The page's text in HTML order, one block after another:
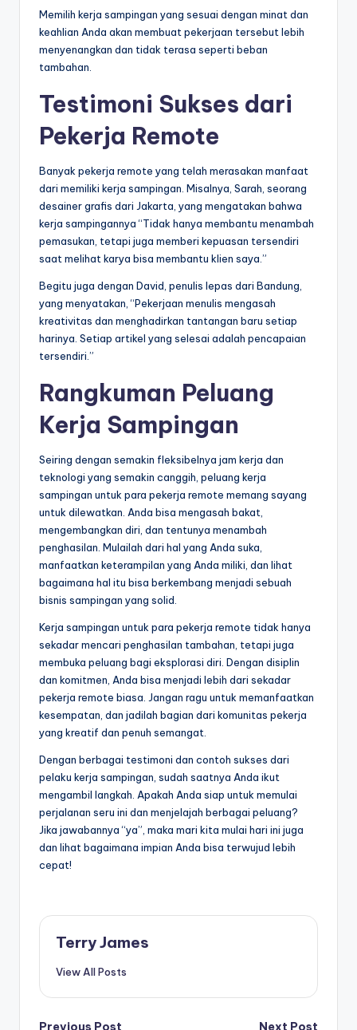
Memilih kerja sampingan yang sesuai dengan minat dan
keahlian Anda akan membuat pekerjaan tersebut lebih
menyenangkan dan tidak terasa seperti beban
tambahan.
Testimoni Sukses dari
Pekerja Remote
Banyak pekerja remote yang telah merasakan manfaat
dari memiliki kerja sampingan. Misalnya, Sarah, seorang
desainer grafis dari Jakarta, yang mengatakan bahwa
kerja sampingannya “Tidak hanya membantu menambah
pemasukan, tetapi juga memberi kepuasan tersendiri
saat melihat karya bisa membantu klien saya.”
Begitu juga dengan David, penulis lepas dari Bandung,
yang menyatakan, “Pekerjaan menulis mengasah
kreativitas dan menghadirkan tantangan baru setiap
harinya. Setiap artikel yang selesai adalah pencapaian
tersendiri.”
Rangkuman Peluang
Kerja Sampingan
Seiring dengan semakin fleksibelnya jam kerja dan
teknologi yang semakin canggih, peluang kerja
sampingan untuk para pekerja remote memang sayang
untuk dilewatkan. Anda bisa mengasah bakat,
mengembangkan diri, dan tentunya menambah
penghasilan. Mulailah dari hal yang Anda suka,
manfaatkan keterampilan yang Anda miliki, dan lihat
bagaimana hal itu bisa berkembang menjadi sebuah
bisnis sampingan yang solid.
Kerja sampingan untuk para pekerja remote tidak hanya
sekadar mencari penghasilan tambahan, tetapi juga
membuka peluang bagi eksplorasi diri. Dengan disiplin
dan komitmen, Anda bisa menjadi lebih dari sekadar
pekerja remote biasa. Jangan ragu untuk memanfaatkan
kesempatan, dan jadilah bagian dari komunitas pekerja
yang kreatif dan penuh semangat.
Dengan berbagai testimoni dan contoh sukses dari
pelaku kerja sampingan, sudah saatnya Anda ikut
mengambil langkah. Apakah Anda siap untuk memulai
perjalanan seru ini dan menjelajah berbagai peluang?
Jika jawabannya “ya”, maka mari kita mulai hari ini juga
dan lihat bagaimana impian Anda bisa terwujud lebih
cepat!
Terry James
View All Posts
Previous Post
Next Post